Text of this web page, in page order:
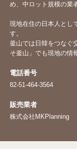
め、中ロット規模の業
現地在住の日本人とし
す。
釜山では日韓をつなぐ
そ釜山 」でも現地の情
電話番号
82-51-464-3564
販売業者
株式会社MKPlanning